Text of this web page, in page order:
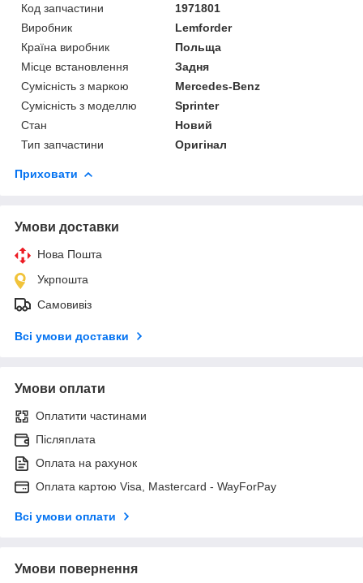
Код запчастини
1971801
Виробник
Lemforder
Країна виробник
Польща
Місце встановлення
Задня
Сумісність з маркою
Mercedes-Benz
Сумісність з моделлю
Sprinter
Стан
Новий
Тип запчастини
Оригінал
Приховати
Умови доставки
Нова Пошта
Укрпошта
Самовивіз
Всі умови доставки
Умови оплати
Оплатити частинами
Післяплата
Оплата на рахунок
Оплата картою Visa, Mastercard - WayForPay
Всі умови оплати
Умови повернення